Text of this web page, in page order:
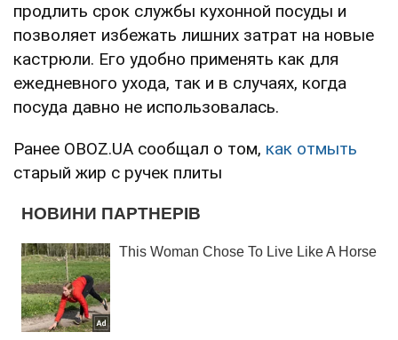
продлить срок службы кухонной посуды и
позволяет избежать лишних затрат на новые
кастрюли. Его удобно применять как для
ежедневного ухода, так и в случаях, когда
посуда давно не использовалась.
Ранее OBOZ.UA сообщал о том, как отмыть
старый жир с ручек плиты